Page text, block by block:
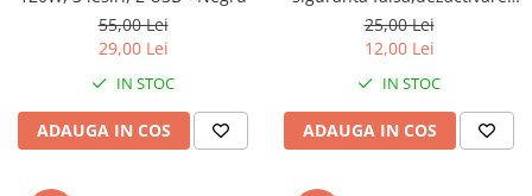
55,00 Lei
29,00 Lei
IN STOC
ADAUGA IN COS
avertizare sonora - Negru
25,00 Lei
12,00 Lei
IN STOC
ADAUGA IN COS